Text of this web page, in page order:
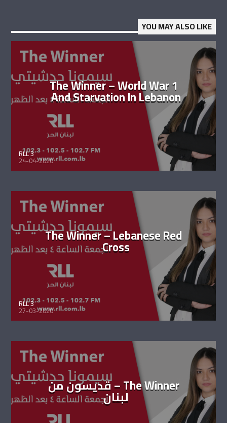
YOU MAY ALSO LIKE
The Winner – World War 1
And Starvation In Lebanon
RLL 3
24-04-2020
The Winner – Lebanese Red
Cross
RLL 3
27-03-2020
The Winner – قديسون من
لبنان